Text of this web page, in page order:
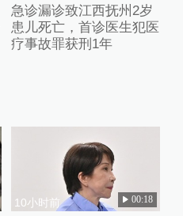
急诊漏诊致江西抚州2岁
患儿死亡，首诊医生犯医
疗事故罪获刑1年
10小时前 00:18